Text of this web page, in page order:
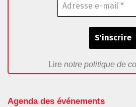
Lire notre politique de
Agenda des événements